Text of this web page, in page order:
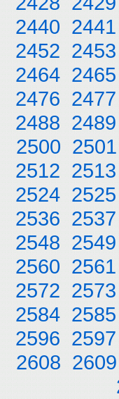
2440 2441
2452 2453
2464 2465
2476 2477
2488 2489
2500 2501
2512 2513
2524 2525
2536 2537
2548 2549
2560 2561
2572 2573
2584 2585
2596 2597
2608 2609